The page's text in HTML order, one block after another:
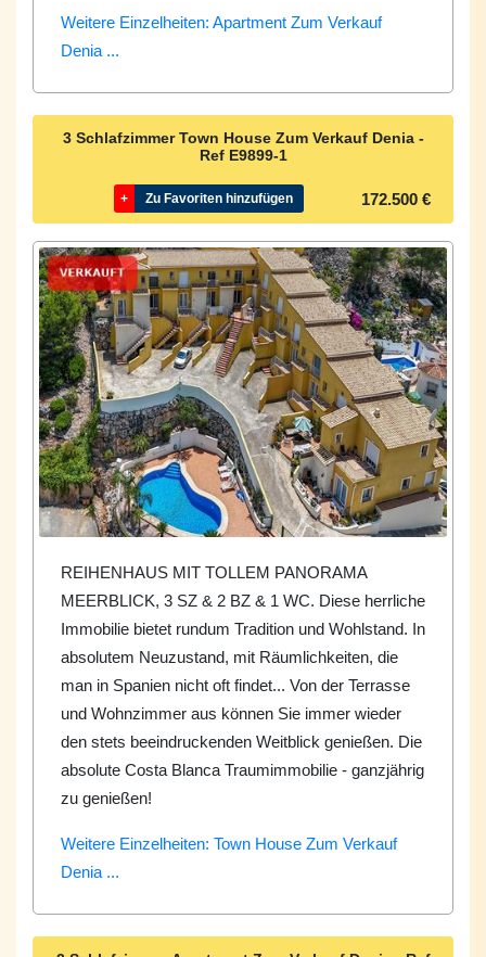
Weitere Einzelheiten: Apartment Zum Verkauf
Denia ...
3 Schlafzimmer Town House Zum Verkauf Denia -
Ref E9899-1
+ Zu Favoriten hinzufügen 172.500 €
REIHENHAUS MIT TOLLEM PANORAMA
MEERBLICK, 3 SZ & 2 BZ & 1 WC. Diese herrliche
Immobilie bietet rundum Tradition und Wohlstand. In
absolutem Neuzustand, mit Räumlichkeiten, die
man in Spanien nicht oft findet... Von der Terrasse
und Wohnzimmer aus können Sie immer wieder
den stets beeindruckenden Weitblick genießen. Die
absolute Costa Blanca Traumimmobilie - ganzjährig
zu genießen!
Weitere Einzelheiten: Town House Zum Verkauf
Denia ...